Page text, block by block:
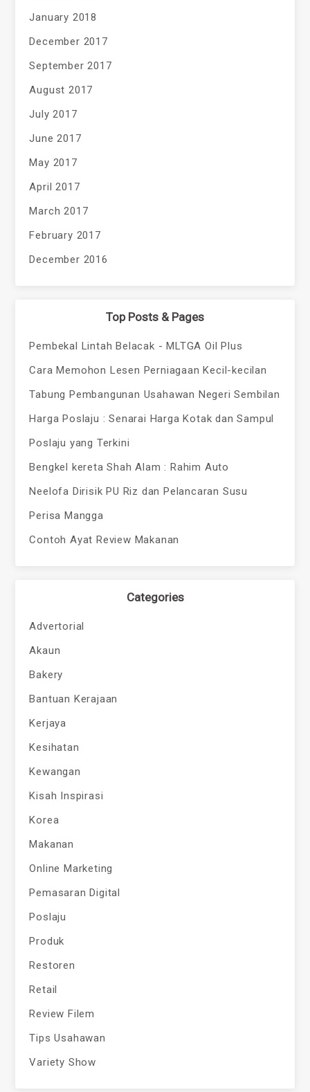
January 2018
December 2017
September 2017
August 2017
July 2017
June 2017
May 2017
April 2017
March 2017
February 2017
December 2016
Top Posts & Pages
Pembekal Lintah Belacak - MLTGA Oil Plus
Cara Memohon Lesen Perniagaan Kecil-kecilan
Tabung Pembangunan Usahawan Negeri Sembilan
Harga Poslaju : Senarai Harga Kotak dan Sampul
Poslaju yang Terkini
Bengkel kereta Shah Alam : Rahim Auto
Neelofa Dirisik PU Riz dan Pelancaran Susu
Perisa Mangga
Contoh Ayat Review Makanan
Categories
Advertorial
Akaun
Bakery
Bantuan Kerajaan
Kerjaya
Kesihatan
Kewangan
Kisah Inspirasi
Korea
Makanan
Online Marketing
Pemasaran Digital
Poslaju
Produk
Restoren
Retail
Review Filem
Tips Usahawan
Variety Show